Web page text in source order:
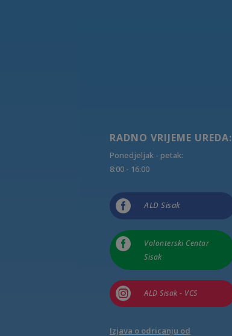
RADNO VRIJEME UREDA:
Ponedjeljak - petak:
8:00 - 16:00
 ALD Sisak

Volonterski Centar
Sisak
 ALD Sisak - VCS
Izjava o odricanju od